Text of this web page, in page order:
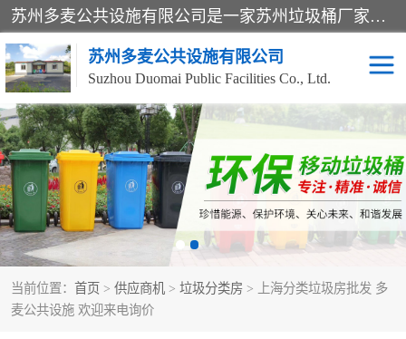
苏州多麦公共设施有限公司是一家苏州垃圾桶厂家，主营：塑料垃圾桶、分类果皮箱、户外园林椅、保安岗亭等产品厂家。全国统一热线电话：17105580222。公司组建完善的团队。设计人员，能根据客户要求，提供适合的设计方案，来满足客户的需求。
苏州多麦公共设施有限公司
Suzhou Duomai Public Facilities Co., Ltd.
当前位置： 首页 > 供应商机 > 垃圾分类房 > 上海分类垃圾房批发 多
麦公共设施 欢迎来电询价
办公室脚踩垃圾桶 保安岗亭
分类果皮箱 公园椅
垃圾分类房 塑料垃圾桶
防疫岗亭 吸烟岗亭